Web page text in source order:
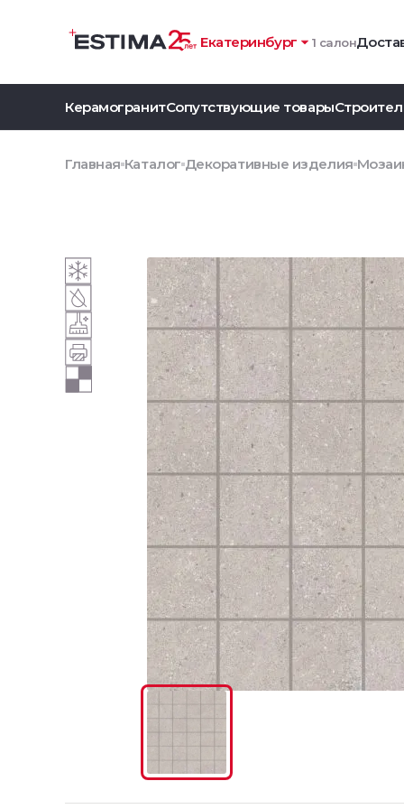
Екатеринбург 1 салон
КерамогранитСопутствующие товары
Главная Каталог Декоративные изделия